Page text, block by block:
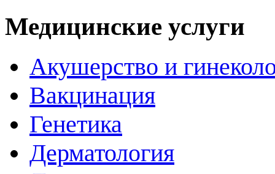
Медицинские услуги
Акушерство и
Вакцинация
Генетика
Дерматология